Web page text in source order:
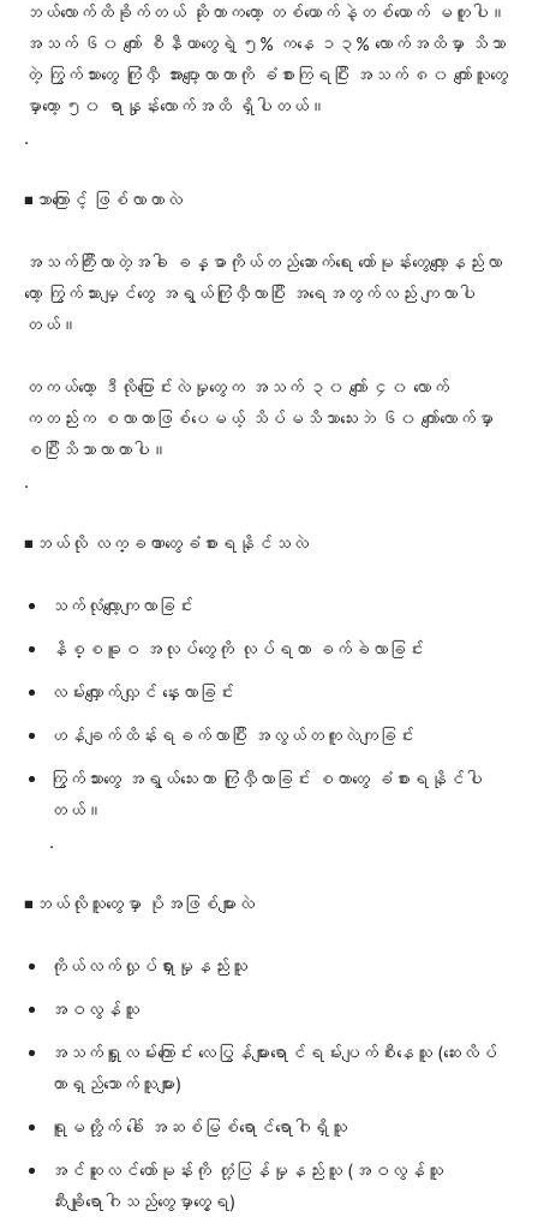
ဘယ်လောက်ထိခိုက်တယ် ဆိုတာကတော့ တစ်ယောက်နဲ့တစ်ယောက် မတူပါ။
အသက် ၆၀ ကျော် စီနီယာတွေရဲ့ ၅% ကနေ ၁၃% လောက်အထိမှာ သိသာ
တဲ့ ကြွက်သားတွေ ကြုံလှီ အားပျော့လာတာကို ခံစားကြရပြီး အသက် ၈၀ ကျော်သူတွေ
မှာတော့ ၅၀ ရာနှုန်းလောက်အထိ ရှိပါတယ်။
.
◾️ဘာကြောင့် ဖြစ်လာတာလဲ
အသက်ကြီးလာတဲ့အခါ ခန္ဓာကိုယ်တည်ဆောက်ရေး ဟော်မုန်းတွေလျော့နည်းလာ
တော့ ကြွက်သားမျှင်တွေ အရွယ်ကြုံလှီလာပြီး အရေအတွက်လည်း ကျလာပါ
တယ်။
တကယ်တော့ ဒီလိုပြောင်းလဲမှုတွေက အသက် ၃၀ ကျော် ၄၀ လောက်
ကတည်းက စလာတာဖြစ်ပေမယ့် သိပ်မသိသာသေးဘဲ ၆၀ ကျော်လောက်မှာ
စပြီးသိသာလာတာပါ။
.
◾️ဘယ်လို လက္ခဏာတွေခံစားရနိုင်သလဲ
သက်လုံလျော့ကျလာခြင်း
နိစ္စဓူဝ အလုပ်တွေကို လုပ်ရတာ ခက်ခဲလာခြင်း
လမ်းလျှောက်လျှင် နှေးလာခြင်း
ဟန်ချက်ထိန်းရခက်လာပြီး အလွယ်တကူလဲကျခြင်း
ကြွက်သားတွေ အရွယ်သေးကာ ကြုံလှီလာခြင်း စတာတွေ ခံစားရနိုင်ပါ
တယ်။
.
◾️ဘယ်လိုသူတွေမှာ ပိုအဖြစ်များလဲ
ကိုယ်လက်လှုပ်ရှားမှုနည်းသူ
အဝလွန်သူ
အသက်ရှူလမ်းကြောင်း လေပြွန်များရောင်ရမ်းပျက်စီးနေသူ (ဆေးလိပ်
တာရှည်သောက်သူများ)
ရူမတွိုက် ခေါ် အဆစ်မြစ်ရောင်ရောဂါရှိသူ
အင်ဆူလင်ဟော်မုန်းကို တုံ့ပြန်မှုနည်းသူ (အဝလွန်သူ
ဆီးချိုရောဂါသည်တွေမှာတွေ့ရ)